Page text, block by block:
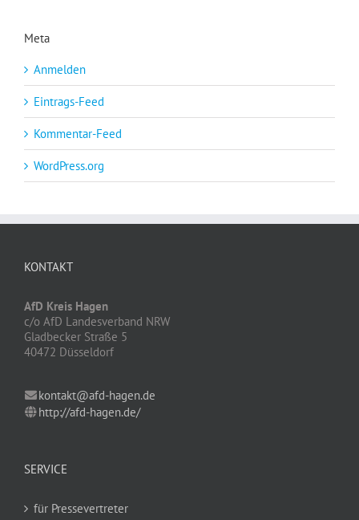
Meta
Anmelden
Eintrags-Feed
Kommentar-Feed
WordPress.org
KONTAKT
AfD Kreis Hagen
c/o AfD Landesverband NRW
Gladbecker Straße 5
40472 Düsseldorf
kontakt@afd-hagen.de
http://afd-hagen.de/
SERVICE
für Pressevertreter